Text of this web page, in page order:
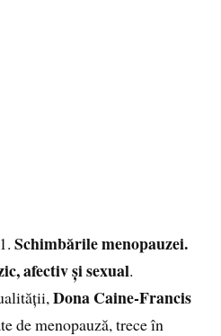
Schimbările menopauzei.
afectiv și sexual.
Dona Caine-Francis
de menopauză, trece în